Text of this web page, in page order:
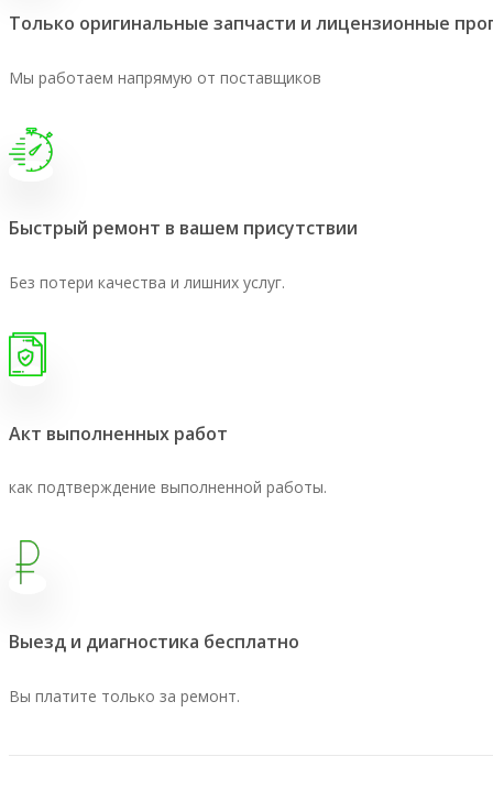
Только оригинальные запчасти и лицензионные
Мы работаем напрямую от поставщиков
Быстрый ремонт в вашем присутствии
Без потери качества и лишних услуг.
Акт выполненных работ
как подтверждение выполненной работы.
Выезд и диагностика бесплатно
Вы платите только за ремонт.